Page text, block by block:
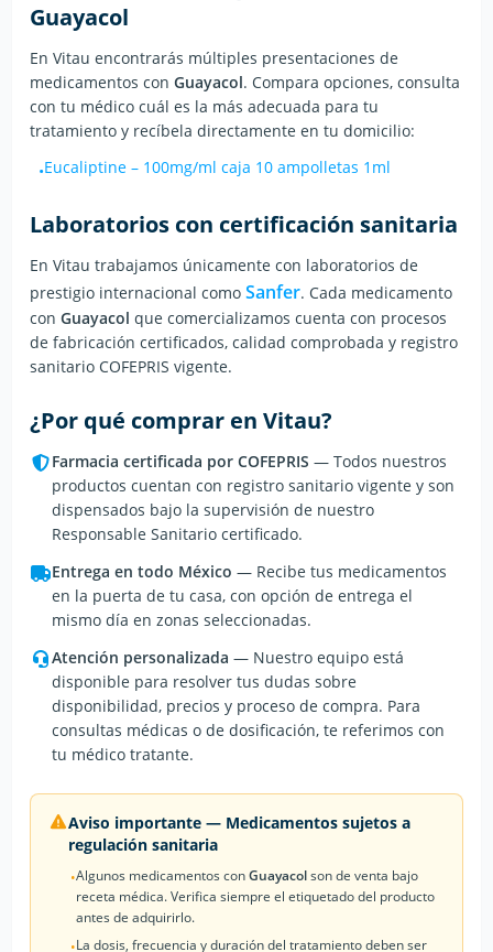
Guayacol
En Vitau encontrarás múltiples presentaciones de
medicamentos con Guayacol. Compara opciones, consulta
con tu médico cuál es la más adecuada para tu
tratamiento y recíbela directamente en tu domicilio:
•Eucaliptine– 100mg/ml caja 10 ampolletas 1ml
Laboratorios con certificación sanitaria
En Vitau trabajamos únicamente con laboratorios de
prestigio internacional como Sanfer.Cada medicamento
con Guayacol que comercializamos cuenta con procesos
de fabricación certificados, calidad comprobada y registro
sanitario COFEPRIS vigente.
¿Por qué comprar en Vitau?
Farmacia certificada por COFEPRIS — Todos nuestros
productos cuentan con registro sanitario vigente y son
dispensados bajo la supervisión de nuestro
Responsable Sanitario certificado.
Entrega en todo México — Recibe tus medicamentos
en la puerta de tu casa, con opción de entrega el
mismo día en zonas seleccionadas.
Atención personalizada — Nuestro equipo está
disponible para resolver tus dudas sobre
disponibilidad, precios y proceso de compra. Para
consultas médicas o de dosificación, te referimos con
tu médico tratante.
Aviso importante — Medicamentos sujetos a
regulación sanitaria
•Algunos medicamentos conGuayacolson de venta bajo
receta médica. Verifica siempre el etiquetado del producto
antes de adquirirlo.
•La dosis, frecuencia y duración del tratamiento deben ser